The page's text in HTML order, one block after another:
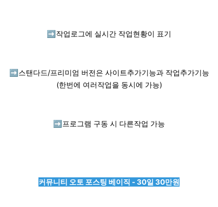
➡️ 작업로그에 실시간 작업현황이 표기
➡️ 스탠다드/프리미엄 버전은 사이트추가기능과 작업추가기능
(한번에 여러작업을 동시에 가능)
➡️ 프로그램 구동 시 다른작업 가능
커뮤니티 오토 포스팅 베이직 - 30일 30만원